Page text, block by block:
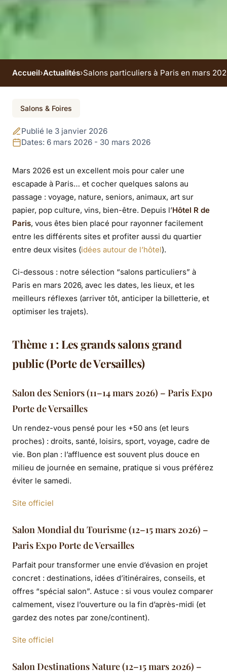
Salons particuliers à
Paris en mars 2026 :
11 rendez-vous à
noter
Accueil›Actualités›Salons particuliers à Paris en mars
Salons & Foires
Publié le 3 janvier 2026
Dates: 6 mars 2026 - 30 mars 2026
Mars 2026 est un excellent mois pour caler une
escapade à Paris… et cocher quelques salons au
passage : voyage, nature, seniors, animaux, art sur
papier, pop culture, vins, bien-être. Depuis l’Hôtel R de
Paris, vous êtes bien placé pour rayonner facilement
entre les différents sites et profiter aussi du quartier
entre deux visites (idées autour de l’hôtel).
Ci-dessous : notre sélection “salons particuliers” à
Paris en mars 2026, avec les dates, les lieux, et les
meilleurs réflexes (arriver tôt, anticiper la billetterie, et
optimiser les trajets).
Thème 1 : Les grands salons grand
public (Porte de Versailles)
Salon des Seniors (11–14 mars 2026) – Paris Expo
Porte de Versailles
Un rendez-vous pensé pour les +50 ans (et leurs
proches) : droits, santé, loisirs, sport, voyage, cadre de
vie. Bon plan : l’affluence est souvent plus douce en
milieu de journée en semaine, pratique si vous préférez
éviter le samedi.
Site officiel
Salon Mondial du Tourisme (12–15 mars 2026) –
Paris Expo Porte de Versailles
Parfait pour transformer une envie d’évasion en projet
concret : destinations, idées d’itinéraires, conseils, et
offres “spécial salon”. Astuce : si vous voulez comparer
calmement, visez l’ouverture ou la fin d’après-midi (et
gardez des notes par zone/continent).
Site officiel
Salon Destinations Nature (12–15 mars 2026) –